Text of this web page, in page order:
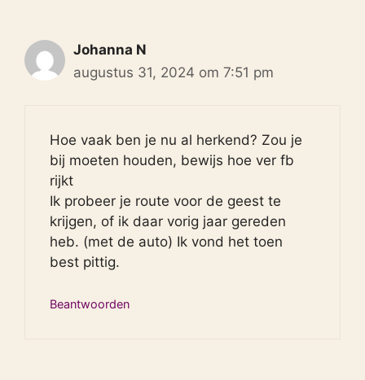
Johanna N
augustus 31, 2024 om 7:51 pm
Hoe vaak ben je nu al herkend? Zou je
bij moeten houden, bewijs hoe ver fb
rijkt
Ik probeer je route voor de geest te
krijgen, of ik daar vorig jaar gereden
heb. (met de auto) Ik vond het toen
best pittig.
Beantwoorden